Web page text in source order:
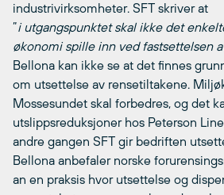
industrivirksomheter. SFT skriver at
”i utgangspunktet skal ikke det
økonomi spille inn ved fastsettelsen
Bellona kan ikke se at det finnes
om utsettelse av rensetiltakene.
Mossesundet skal forbedres, og det
utslippsreduksjoner hos Peterson
andre gangen SFT gir bedriften
Bellona anbefaler norske
an en praksis hvor utsettelse og